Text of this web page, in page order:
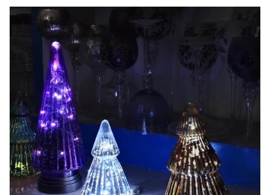
Paquete
en una caja maestra.
Cuota de
producción
2400 series
Tiempo de
entrega
45 días
Nuestra empresa y fábrica hacen muchos